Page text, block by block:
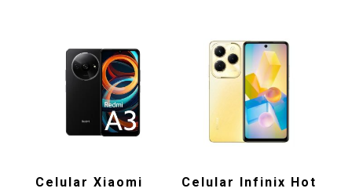
Celular Xiaomi
Celular Infinix Hot